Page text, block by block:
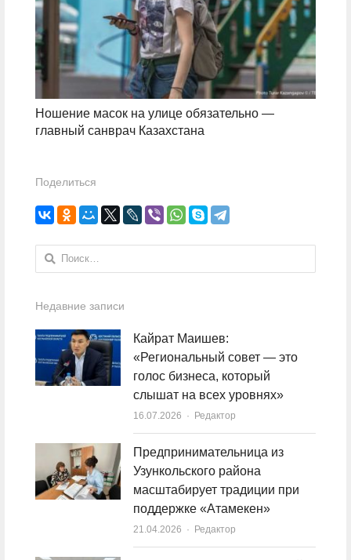
Ношение масок на улице обязательно —
главный санврач Казахстана
Поделиться
Найти:
Недавние записи
Кайрат Маишев:
«Региональный совет — это
голос бизнеса, который
слышат на всех уровнях»
16.07.2026 Author
Редактор
Предпринимательница из
Узункольского района
масштабирует традиции при
поддержке «Атамекен»
21.04.2026 Author
Редактор